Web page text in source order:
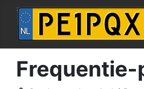
Frequentie-